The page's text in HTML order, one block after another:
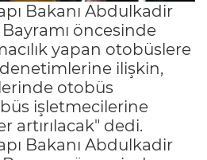
Bakanı Abdulkadir
öncesinde
yapan otobüslere
ilişkin,
otobüs
işletmecilerine
artırılacak" dedi.
Bakanı Abdulkadir